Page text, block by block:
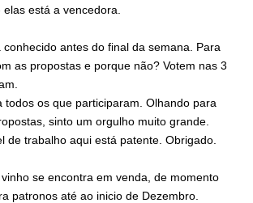
está a vencedora.
antes do final da semana. Para
as propostas e porque não? Votem nas 3
todos os que participaram. Olhando para
sinto um orgulho muito grande.
de trabalho aqui está patente. Obrigado.
se encontra em venda, de momento
patronos até ao inicio de Dezembro.